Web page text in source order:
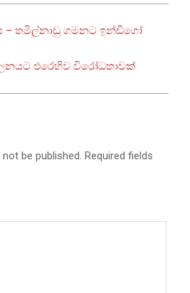
– තමිල්නාඩු ගමනට ඉන්ඩිගෝ
එරෙහිව විරෝධතාවක්
be published. Required fields